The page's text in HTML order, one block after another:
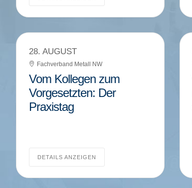
28. AUGUST
Fachverband Metall NW
Vom Kollegen zum
Vorgesetzten: Der
Praxistag
DETAILS ANZEIGEN